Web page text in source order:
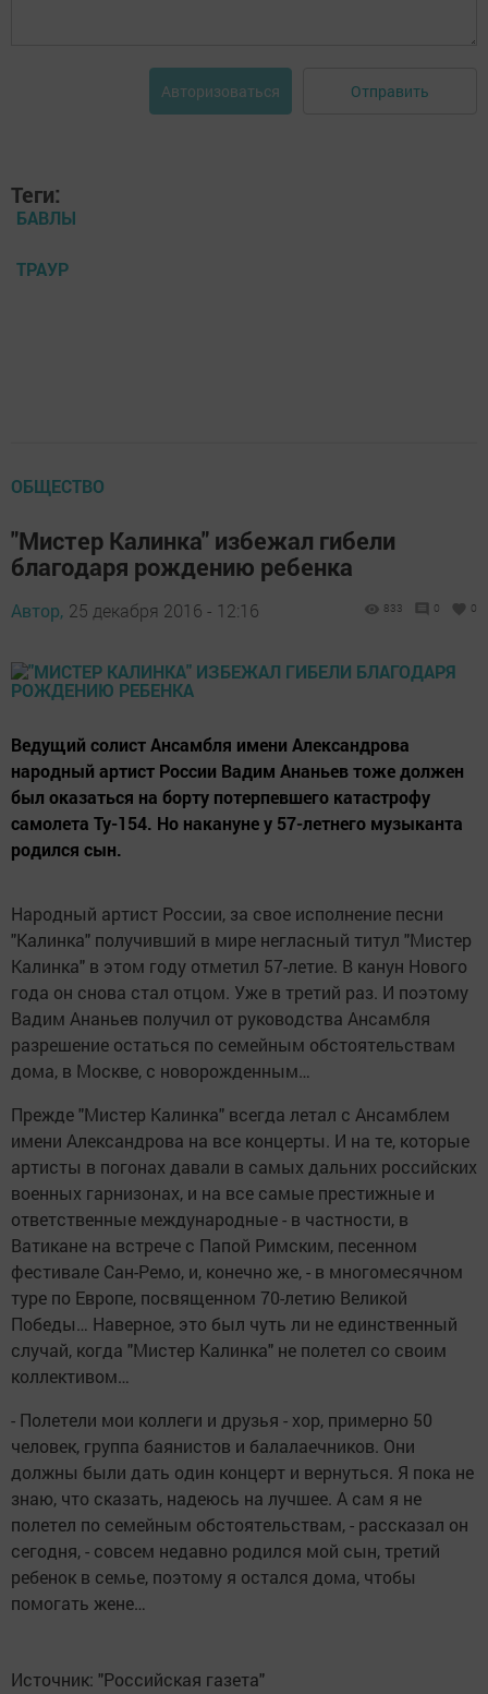
Авторизоваться Отправить
Теги:
БАВЛЫ
ТРАУР
ОБЩЕСТВО
"Мистер Калинка" избежал гибели
благодаря рождению ребенка
Автор, 25 декабря 2016 - 12:16 833 0 0
Ведущий солист Ансамбля имени Александрова
народный артист России Вадим Ананьев тоже должен
был оказаться на борту потерпевшего катастрофу
самолета Ту-154. Но накануне у 57-летнего музыканта
родился сын.
Народный артист России, за свое исполнение песни
"Калинка" получивший в мире негласный титул "Мистер
Калинка" в этом году отметил 57-летие. В канун Нового
года он снова стал отцом. Уже в третий раз. И поэтому
Вадим Ананьев получил от руководства Ансамбля
разрешение остаться по семейным обстоятельствам
дома, в Москве, с новорожденным…
Прежде "Мистер Калинка" всегда летал с Ансамблем
имени Александрова на все концерты. И на те, которые
артисты в погонах давали в самых дальних российских
военных гарнизонах, и на все самые престижные и
ответственные международные - в частности, в
Ватикане на встрече с Папой Римским, песенном
фестивале Сан-Ремо, и, конечно же, - в многомесячном
туре по Европе, посвященном 70-летию Великой
Победы… Наверное, это был чуть ли не единственный
случай, когда "Мистер Калинка" не полетел со своим
коллективом…
- Полетели мои коллеги и друзья - хор, примерно 50
человек, группа баянистов и балалаечников. Они
должны были дать один концерт и вернуться. Я пока не
знаю, что сказать, надеюсь на лучшее. А сам я не
полетел по семейным обстоятельствам, - рассказал он
сегодня, - совсем недавно родился мой сын, третий
ребенок в семье, поэтому я остался дома, чтобы
помогать жене…
Источник: "Российская газета"